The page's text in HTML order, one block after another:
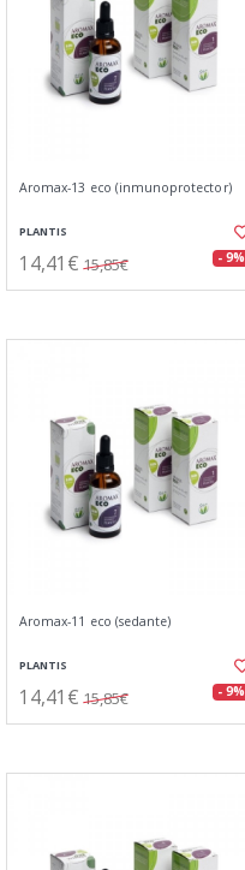
Aromax-13 eco (inmunoprotector)
PLANTIS
14,41€ 15,85€ - 9%
Aromax-11 eco (sedante)
PLANTIS
14,41€ 15,85€ - 9%